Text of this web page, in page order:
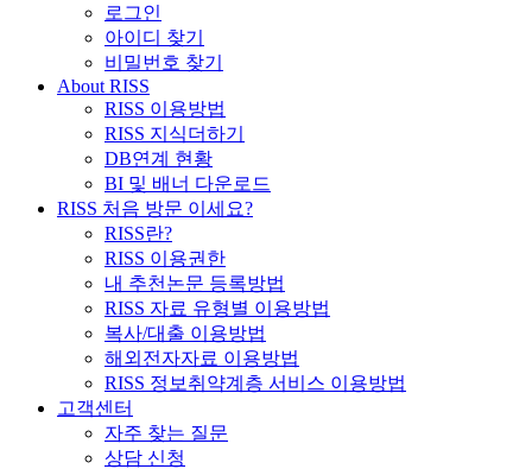
로그인
아이디 찾기
비밀번호 찾기
About RISS
RISS 이용방법
RISS 지식더하기
DB연계 현황
BI 및 배너 다운로드
RISS 처음 방문 이세요?
RISS란?
RISS 이용권한
내 추천논문 등록방법
RISS 자료 유형별 이용방법
복사/대출 이용방법
해외전자자료 이용방법
RISS 정보취약계층 서비스 이용방법
고객센터
자주 찾는 질문
상담 신청